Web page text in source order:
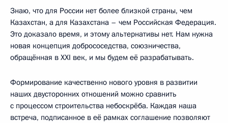
Знаю, что для России нет более близкой страны, чем
Казахстан, а для Казахстана – чем Российская Федерация.
Это доказало время, и этому альтернативы нет. Нам нужна
новая концепция добрососедства, союзничества,
обращённая в XXI век, и мы будем её разрабатывать.
Формирование качественно нового уровня в развитии
наших двусторонних отношений можно сравнить
с процессом строительства небоскрёба. Каждая наша
встреча, подписанное в её рамках соглашение позволяют